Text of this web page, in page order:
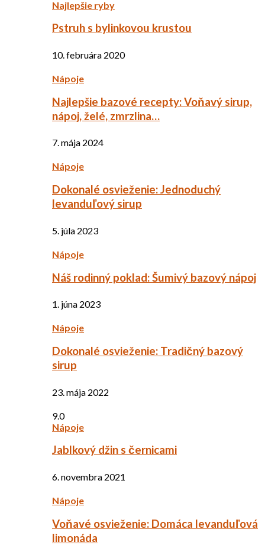
Najlepšie ryby
Pstruh s bylinkovou krustou
10. februára 2020
Nápoje
Najlepšie bazové recepty: Voňavý sirup,
nápoj, želé, zmrzlina…
7. mája 2024
Nápoje
Dokonalé osvieženie: Jednoduchý
levanduľový sirup
5. júla 2023
Nápoje
Náš rodinný poklad: Šumivý bazový nápoj
1. júna 2023
Nápoje
Dokonalé osvieženie: Tradičný bazový
sirup
23. mája 2022
9.0
Nápoje
Jablkový džin s černicami
6. novembra 2021
Nápoje
Voňavé osvieženie: Domáca levanduľová
limonáda